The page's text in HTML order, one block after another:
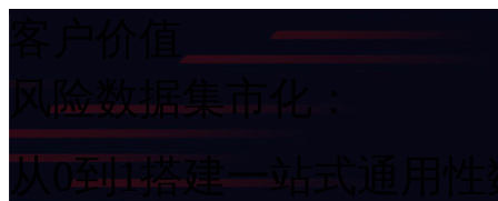
风险数据集市化：
从0到1搭建一站式通用性